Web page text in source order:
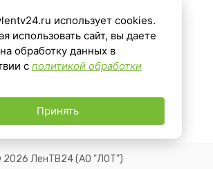
16+
2026 ЛенТВ24 (АО "ЛОТ")
использует cookies.
использовать сайт, вы даете
обработку данных в
с политикой обработки
Принять